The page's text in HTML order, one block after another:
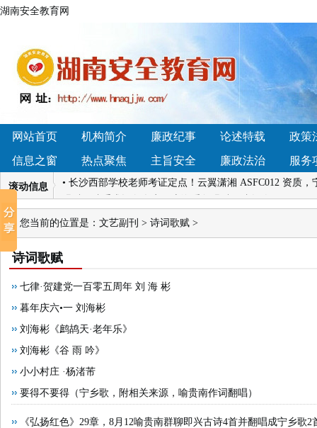
湖南安全教育网
网站首页 机构简介 廉政纪事 论述特载
政策
信息之窗
热点聚焦 主旨安全 廉政法治 服务
滚动信息
• 七律·贺建党一百零五周年 刘 海 彬
• 我心向党—— 庆
• 北京2026年保时捷专修及整备修理厂推荐，拥有一类资
配，打造静音健康恒温居家空间
疾复发 乘务员“我来背您！”暖人心
• 长沙西部学校老师考证定点！云翼潇湘 ASFC012 资质
眼科医院手术设备盘点，上海爱尔眼科医院领跑
• 高考志愿填报有哪些靠谱的报考工具推荐？2026行业观
• 北京2026年保时捷专修及整备修理厂推荐，拥有一类资
配，打造静音健康恒温居家空间
• 跨越400公里的红色接力：欧派“星火传承计划”走进醴
• 长沙西部学校老师考证定点！云翼潇湘 ASFC012 资质
眼科医院手术设备盘点，上海爱尔眼科医院领跑
• 高考志愿填报有哪些靠谱的报考工具推荐？2026行业观
市暑期实践团与湖南省商务厅开展专项课题调研
您当前的位置是： 文艺副刊 > 诗词歌赋 >
诗词歌赋
七律·贺建党一百零五周年 刘 海 彬
暮年庆六•一 刘海彬
刘海彬《鹧鸪天·老年乐》
刘海彬《谷 雨 吟》
小小村庄 ·杨渚芾
要得不要得（宁乡歌，附相关来源，喻贵南作词翻唱）
《弘扬红色》29章，8月12喻贵南群聊即兴古诗4首并翻唱成宁乡歌2